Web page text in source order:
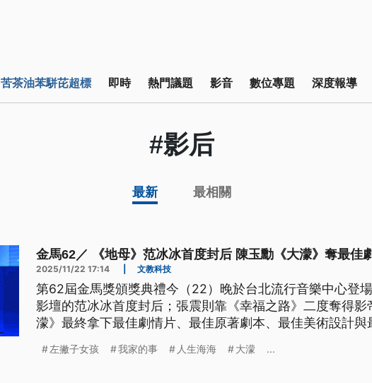
苦茶油苯駢芘超標 即時 熱門議題 影音 數位專題 深度報導
#影后
最新 最相關
金馬62／ 《地母》范冰冰首度封后 陳玉勳《大濛》奪最佳
2025/11/22 17:14 文教科技
第62屆金馬獎頒獎典禮今（22）晚於台北流行音樂中心登
影壇的范冰冰首度封后；張震則靠《幸福之路》二度奪得影
濛》最終拿下最佳劇情片、最佳原著劇本、最佳美術設計與
左撇子女孩 我家的事 人生海海 大濛 ...